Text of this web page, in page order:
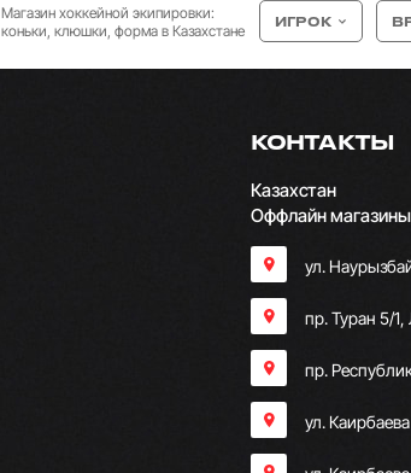
Магазин хоккейной экипировки:
коньки, клюшки, форма в Казахстане
ИГРОК
КОНТАКТЫ
Казахстан
Оффлайн
ул.
пр. Туран 5/
пр.
ул.